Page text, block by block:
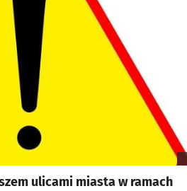
ulicami miasta w ramach